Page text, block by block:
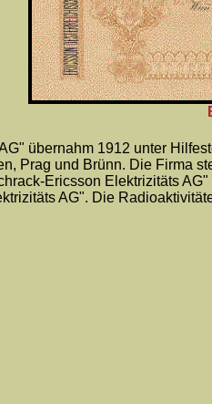
übernahm 1912 unter
Prag und Brünn. Die Firma
Ericsson Elektrizitäts
AG". Die